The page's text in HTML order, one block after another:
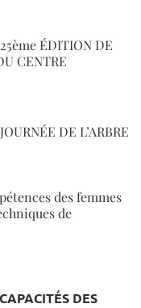
ÉDITION DE
CENTRE
DE L’ARBRE
des femmes
de
DES